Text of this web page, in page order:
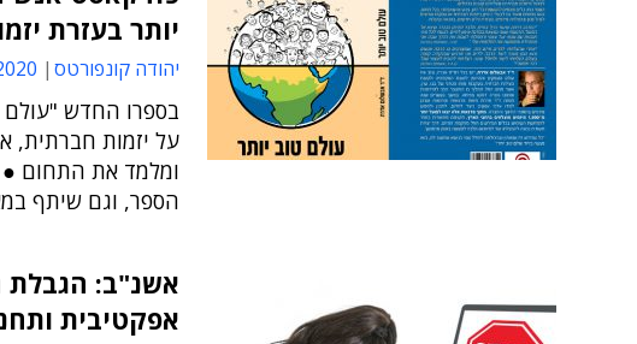
יותר בעזרת
יהודה קונפורטס
בספרו החדש "עולם
על יזמות חברתית,
ומלמד את התחום ●
הספר, וגם שיתף
אשנ"ב: הגבלת
אפקטיבית